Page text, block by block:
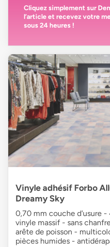
Cliquez simplement sur
l’article et recevez votre
sous 24 heures !
Vinyle adhésif Forbo
Dreamy Sky
0,70 mm couche d'usure
vinyle massif - sans
arête de poisson -
pièces humides -